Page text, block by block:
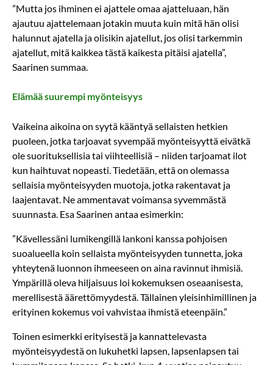
”Mutta jos ihminen ei ajattele omaa ajatteluaan, hän
ajautuu ajattelemaan jotakin muuta kuin mitä hän olisi
halunnut ajatella ja olisikin ajatellut, jos olisi tarkemmin
ajatellut, mitä kaikkea tästä kaikesta pitäisi ajatella”,
Saarinen summaa.
Elämää suurempi myönteisyys
Vaikeina aikoina on syytä kääntyä sellaisten hetkien
puoleen, jotka tarjoavat syvempää myönteisyyttä eivätkä
ole suorituksellisia tai viihteellisiä – niiden tarjoamat ilot
kun haihtuvat nopeasti. Tiedetään, että on olemassa
sellaisia myönteisyyden muotoja, jotka rakentavat ja
laajentavat. Ne ammentavat voimansa syvemmästä
suunnasta. Esa Saarinen antaa esimerkin:
”Kävellessäni lumikengillä lankoni kanssa pohjoisen
suoalueella koin sellaista myönteisyyden tunnetta, joka
yhteytenä luonnon ihmeeseen on aina ravinnut ihmisiä.
Ympärillä oleva hiljaisuus loi kokemuksen oseaanisesta,
merellisestä äärettömyydestä. Tällainen yleisinhimillinen ja
erityinen kokemus voi vahvistaa ihmistä eteenpäin.”
Toinen esimerkki erityisestä ja kannattelevasta
myönteisyydestä on lukuhetki lapsen, lapsenlapsen tai